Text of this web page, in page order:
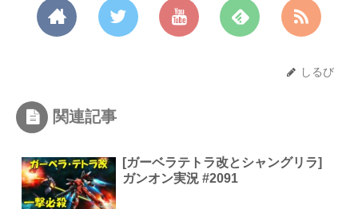
しるび
関連記事
[ガーベラテトラ改とシャングリラ]
ガンオン実況 #2091